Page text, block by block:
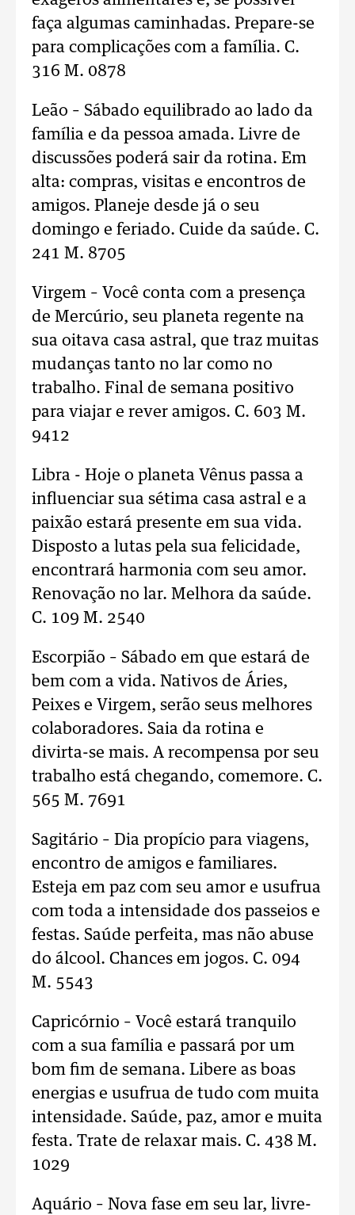
faça algumas caminhadas. Prepare-se
para complicações com a família. C.
316 M. 0878
Leão – Sábado equilibrado ao lado da
família e da pessoa amada. Livre de
discussões poderá sair da rotina. Em
alta: compras, visitas e encontros de
amigos. Planeje desde já o seu
domingo e feriado. Cuide da saúde. C.
241 M. 8705
Virgem – Você conta com a presença
de Mercúrio, seu planeta regente na
sua oitava casa astral, que traz muitas
mudanças tanto no lar como no
trabalho. Final de semana positivo
para viajar e rever amigos. C. 603 M.
9412
Libra - Hoje o planeta Vênus passa a
influenciar sua sétima casa astral e a
paixão estará presente em sua vida.
Disposto a lutas pela sua felicidade,
encontrará harmonia com seu amor.
Renovação no lar. Melhora da saúde.
C. 109 M. 2540
Escorpião – Sábado em que estará de
bem com a vida. Nativos de Áries,
Peixes e Virgem, serão seus melhores
colaboradores. Saia da rotina e
divirta-se mais. A recompensa por seu
trabalho está chegando, comemore. C.
565 M. 7691
Sagitário – Dia propício para viagens,
encontro de amigos e familiares.
Esteja em paz com seu amor e usufrua
com toda a intensidade dos passeios e
festas. Saúde perfeita, mas não abuse
do álcool. Chances em jogos. C. 094
M. 5543
Capricórnio – Você estará tranquilo
com a sua família e passará por um
bom fim de semana. Libere as boas
energias e usufrua de tudo com muita
intensidade. Saúde, paz, amor e muita
festa. Trate de relaxar mais. C. 438 M.
1029
Aquário – Nova fase em seu lar, livre-